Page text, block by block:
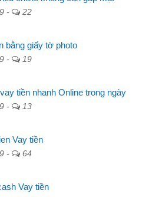
- 22
bằng giấy tờ photo
- 19
tiền nhanh Online trong ngày
- 13
Vay tiền
- 64
Vay tiền